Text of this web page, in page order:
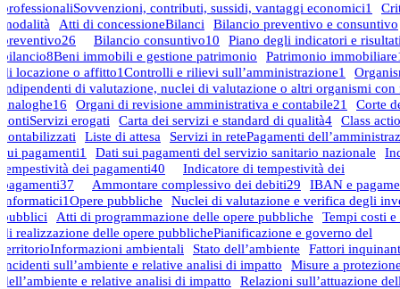
professionaliSovvenzioni, contributi, sussidi, vantaggi economici1
modalità
Atti di concessioneBilanci
Bilancio preventivo e consuntivo
preventivo26 Bilancio consuntivo10
Piano degli indicatori e
bilancio8Beni immobili e gestione patrimonio Patrimonio immobiliare
di locazione o affitto1Controlli e rilievi sull’amministrazione1
indipendenti di valutazione, nuclei di valutazione o altri organismi
analoghe16 Organi di revisione amministrativa e contabile21
Corte
contiServizi erogati Carta dei servizi e standard di qualità4
Class
contabilizzati
Liste di attesa Servizi in retePagamenti
sui pagamenti1 Dati sui pagamenti del servizio sanitario nazionale
tempestività dei pagamenti40
Indicatore di tempestività dei
pagamenti37 Ammontare complessivo dei debiti29
IBAN e
informatici1Opere pubbliche
Nuclei di valutazione e verifica degli
pubblici
Atti di programmazione delle opere pubbliche
Tempi costi
di realizzazione delle opere pubblichePianificazione e governo del
territorioInformazioni ambientali Stato dell’ambiente
Fattori
incidenti sull’ambiente e relative analisi di impatto
Misure a
dell’ambiente e relative analisi di impatto
Relazioni sull’attuazione